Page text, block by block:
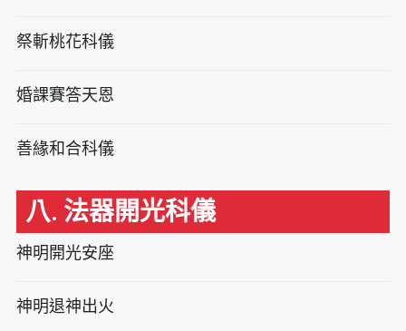
祭斬桃花科儀
婚課賽答天恩
善緣和合科儀
八. 法器開光科儀
神明開光安座
神明退神出火